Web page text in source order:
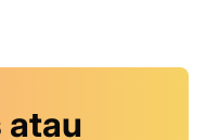
atau